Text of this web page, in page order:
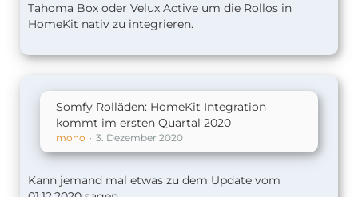
Tahoma Box oder Velux Active um die Rollos in
HomeKit nativ zu integrieren.
Somfy Rolläden: HomeKit Integration
kommt im ersten Quartal 2020
mono 3. Dezember 2020
Kann jemand mal etwas zu dem Update vom